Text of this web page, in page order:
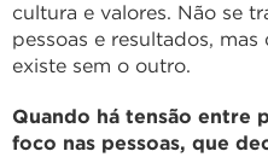
cultura e valores. Não se
pessoas e resultados,
existe sem o outro.
Quando há tensão entre
foco nas pessoas, que